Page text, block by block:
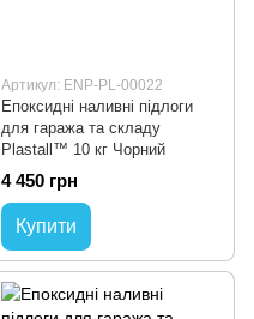
Артикул: ENP-PL-00022
Епоксидні наливні підлоги
для гаража та складу
Plastall™ 10 кг Чорний
4 450 грн
Купити